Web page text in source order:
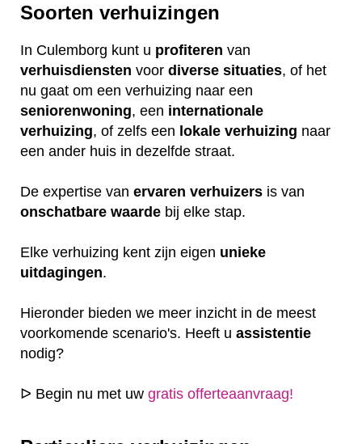
Soorten verhuizingen
In Culemborg kunt u profiteren van
verhuisdiensten voor diverse situaties, of het
nu gaat om een verhuizing naar een
seniorenwoning, een internationale
verhuizing, of zelfs een lokale verhuizing naar
een ander huis in dezelfde straat.
De expertise van ervaren verhuizers is van
onschatbare waarde bij elke stap.
Elke verhuizing kent zijn eigen unieke
uitdagingen.
Hieronder bieden we meer inzicht in de meest
voorkomende scenario's. Heeft u assistentie
nodig?
ᐅ Begin nu met uw gratis offerteaanvraag!